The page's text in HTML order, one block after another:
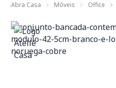
Abra Casa Móveis Office